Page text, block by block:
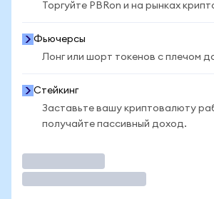
Торгуйте PBRon и на рынках
Фьючерсы
Лонг или шорт токенов с плечом
Стейкинг
Заставьте вашу криптовалюту
получайте пассивный доход.